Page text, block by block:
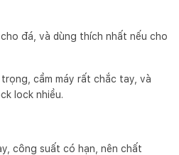
đá, và dùng thích nhất nếu cho
cầm máy rất chắc tay, và
lock nhiều.
công suất có hạn, nên chất